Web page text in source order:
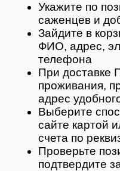
Укажите по
саженцев и
Зайдите в
ФИО, адрес,
телефона
При доставке
проживания,
адрес
Выберите
сайте картой
счета по
Проверьте
подтвердите